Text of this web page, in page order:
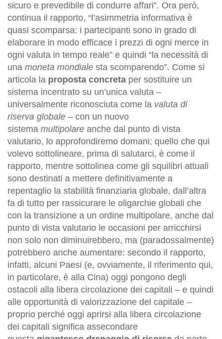
sicuro e prevedibile di condurre affari”. Ora però,
continua il rapporto, “l’asimmetria informativa è
quasi scomparsa: i partecipanti sono in grado di
elaborare in modo efficace i prezzi di ogni merce in
ogni valuta in tempo reale” e quindi “la necessità di
una moneta mondiale sta scomparendo”. Come si
articola la proposta concreta per sostituire un
sistema incentrato su un’unica valuta –
universalmente riconosciuta come la valuta di
riserva globale – con un nuovo
sistema multipolare anche dal punto di vista
valutario, lo approfondiremo domani; quello che qui
volevo sottolineare, prima di salutarci, è come il
rapporto, mentre sottolinea come gli squilibri attuali
sono destinati a mettere definitivamente a
repentaglio la stabilità finanziaria globale, dall’altra
fa di tutto per rassicurare le oligarchie globali che
con la transizione a un ordine multipolare, anche dal
punto di vista valutario le occasioni per arricchirsi
non solo non diminuirebbero, ma (paradossalmente)
potrebbero anche aumentare: secondo il rapporto,
infatti, alcuni Paesi (e, ovviamente, il riferimento qui,
in particolare, è alla Cina) oggi pongono degli
ostacoli alla libera circolazione dei capitali – e quindi
alle opportunità di valorizzazione del capitale –
proprio perché oggi aprirsi alla libera circolazione
dei capitali significa assecondare